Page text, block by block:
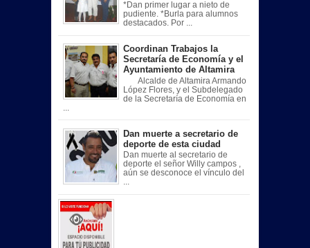
*Dan primer lugar a nieto de
pudiente. *Burla para alumnos
destacados. Por ...
Coordinan Trabajos la
Secretaría de Economía y el
Ayuntamiento de Altamira
Alcalde de Altamira Armando
López Flores, y el Subdelegado
de la Secretaría de Economía en
Dan muerte a secretario de
deporte de esta ciudad
Dan muerte al secretario de
deporte el señor Willy campos ,
aún se desconoce el vínculo del
...